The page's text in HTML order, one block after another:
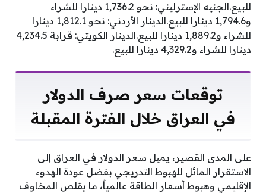
للبيع.الجنيه الإسترليني: نحو 1,736.2 دينارا للشراء
و1,794.6 دينارا للبيع.الدينار الأردني: نحو 1,812.1 دينارا
للشراء و1,889.2 دينارا للبيع.الدينار الكويتي: قرابة 4,234.5
دينارا للشراء و4,329.2 دينارا للبيع.
توقعات سعر صرف الدولار
في العراق خلال الفترة المقبلة
على المدى القصير، يميل سعر الدولار في العراق إلى
الاستقرار المائل للهبوط التدريجي بفضل عودة الهدوء
الإقليمي وهبوط أسعار الطاقة عالمياً، ما يقلص المخاوف